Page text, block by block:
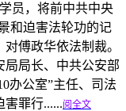
员，将前中共中央
和迫害法轮功的记
傅政华依法制裁。
局局长、中共公安部
办公室”主任、司法
罪行......阅全文